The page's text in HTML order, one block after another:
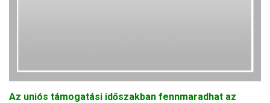
Az uniós támogatási időszakban fennmaradhat az